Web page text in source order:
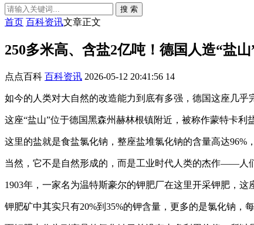
搜 索
首页 百科资讯文章正文
250多米高、含盐2亿吨！德国人造“盐
点点百科 百科资讯 2026-05-12 20:41:56 14
如今的人类对大自然的改造能力到底有多强，德国这座几乎
这座“盐山”位于德国黑森州赫林根镇附近，被称作蒙特卡利
这里的盐就是食盐氯化钠，整座盐堆氯化钠的含量高达96%
当然，它不是自然形成的，而是工业时代人类的杰作——人
1903年，一家名为温特斯豪尔的钾肥厂在这里开采钾肥，这
钾肥矿中其实只有20%到35%的钾含量，更多的是氯化钠，